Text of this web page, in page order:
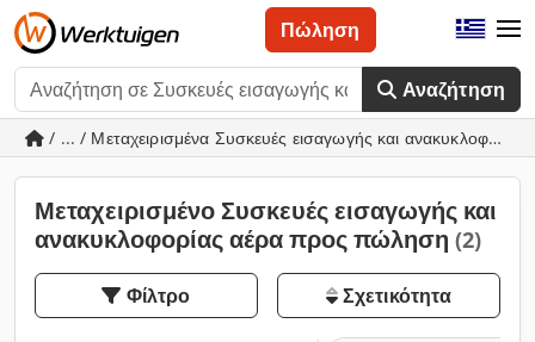
Αναζήτηση
Πώληση
/ ... / Μεταχειρισμένα Συσκευές εισαγωγής και
Μεταχειρισμένο Συσκευές εισαγωγής και
ανακυκλοφορίας αέρα προς πώληση (2)
Φίλτρο Σχετικότητα